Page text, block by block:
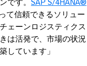
です。 SAP S/4HANA®
て信頼できるソリュー
ェーンロジスティクス
は活発で、市場の状況
しています」